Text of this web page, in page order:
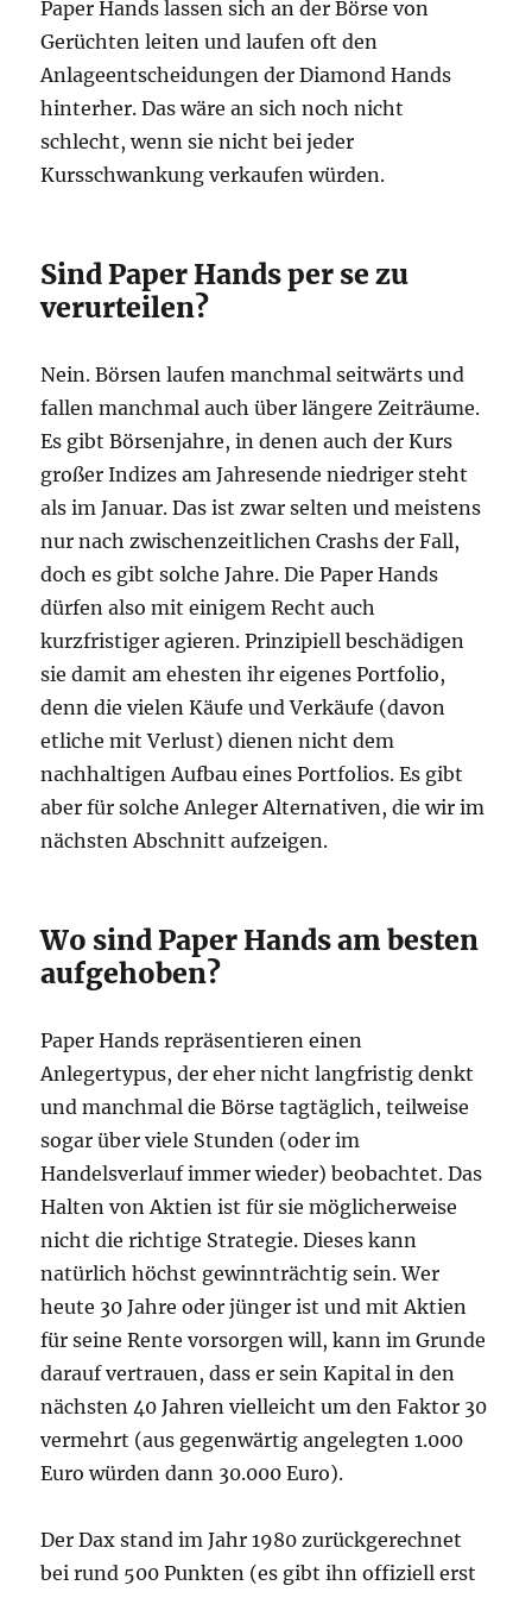
Paper Hands lassen sich an der Börse von
Gerüchten leiten und laufen oft den
Anlageentscheidungen der Diamond Hands
hinterher. Das wäre an sich noch nicht
schlecht, wenn sie nicht bei jeder
Kursschwankung verkaufen würden.
Sind Paper Hands per se zu
verurteilen?
Nein. Börsen laufen manchmal seitwärts und
fallen manchmal auch über längere Zeiträume.
Es gibt Börsenjahre, in denen auch der Kurs
großer Indizes am Jahresende niedriger steht
als im Januar. Das ist zwar selten und meistens
nur nach zwischenzeitlichen Crashs der Fall,
doch es gibt solche Jahre. Die Paper Hands
dürfen also mit einigem Recht auch
kurzfristiger agieren. Prinzipiell beschädigen
sie damit am ehesten ihr eigenes Portfolio,
denn die vielen Käufe und Verkäufe (davon
etliche mit Verlust) dienen nicht dem
nachhaltigen Aufbau eines Portfolios. Es gibt
aber für solche Anleger Alternativen, die wir im
nächsten Abschnitt aufzeigen.
Wo sind Paper Hands am besten
aufgehoben?
Paper Hands repräsentieren einen
Anlegertypus, der eher nicht langfristig denkt
und manchmal die Börse tagtäglich, teilweise
sogar über viele Stunden (oder im
Handelsverlauf immer wieder) beobachtet. Das
Halten von Aktien ist für sie möglicherweise
nicht die richtige Strategie. Dieses kann
natürlich höchst gewinnträchtig sein. Wer
heute 30 Jahre oder jünger ist und mit Aktien
für seine Rente vorsorgen will, kann im Grunde
darauf vertrauen, dass er sein Kapital in den
nächsten 40 Jahren vielleicht um den Faktor 30
vermehrt (aus gegenwärtig angelegten 1.000
Euro würden dann 30.000 Euro).
Der Dax stand im Jahr 1980 zurückgerechnet
bei rund 500 Punkten (es gibt ihn offiziell erst